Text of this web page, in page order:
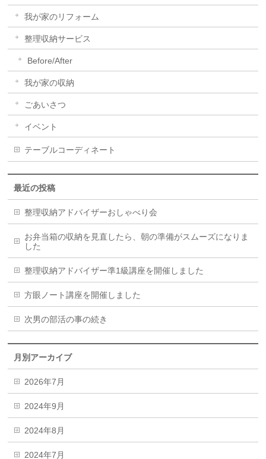
我が家のリフォーム
整理収納サービス
Before/After
我が家の収納
ごあいさつ
イベント
テーブルコーディネート
最近の投稿
整理収納アドバイザーおしゃべり会
お弁当箱の収納を見直したら、朝の準備がスムーズになりま
した
整理収納アドバイザー準1級講座を開催しました
方眼ノート講座を開催しました
次男の部活の事の続き
月別アーカイブ
2026年7月
2024年9月
2024年8月
2024年7月